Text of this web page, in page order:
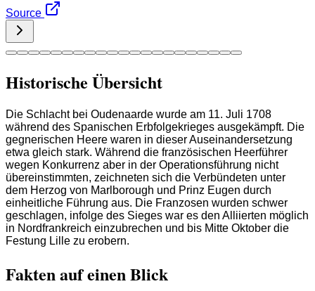
Source
Historische Übersicht
Die Schlacht bei Oudenaarde wurde am 11. Juli 1708
während des Spanischen Erbfolgekrieges ausgekämpft. Die
gegnerischen Heere waren in dieser Auseinandersetzung
etwa gleich stark. Während die französischen Heerführer
wegen Konkurrenz aber in der Operationsführung nicht
übereinstimmten, zeichneten sich die Verbündeten unter
dem Herzog von Marlborough und Prinz Eugen durch
einheitliche Führung aus. Die Franzosen wurden schwer
geschlagen, infolge des Sieges war es den Alliierten möglich
in Nordfrankreich einzubrechen und bis Mitte Oktober die
Festung Lille zu erobern.
Fakten auf einen Blick